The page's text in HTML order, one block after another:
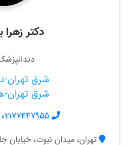
دکتر زهرا
شرق تهران-
شرق
02177447955